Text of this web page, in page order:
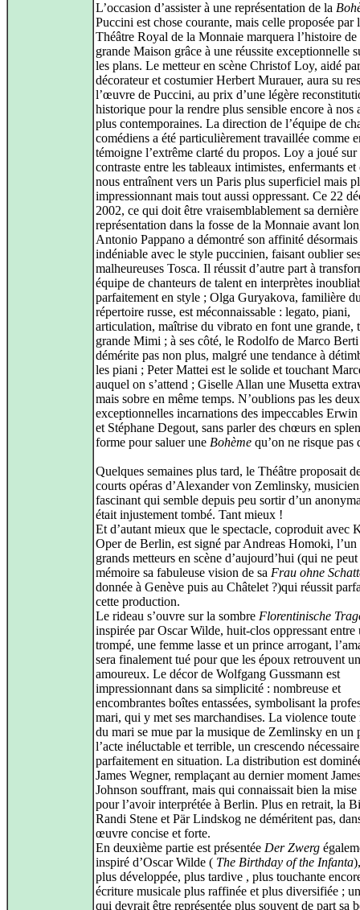
L’occasion d’assister à une représentation de la
Puccini est chose courante, mais celle proposée par
Théâtre Royal de la Monnaie marquera l’histoire de
grande Maison grâce à une réussite exceptionnelle
les plans. Le metteur en scène Christof Loy, aidé
décorateur et costumier Herbert Murauer, aura su
l’œuvre de Puccini, au prix d’une légère
historique pour la rendre plus sensible encore à nos
plus contemporaines. La direction de l’équipe de
comédiens a été particulièrement travaillée comme
témoigne l’extrême clarté du propos. Loy a joué sur
contraste entre les tableaux intimistes, enfermants
nous entraînent vers un Paris plus superficiel mais
impressionnant mais tout aussi oppressant. Ce 22
2002, ce qui doit être vraisemblablement sa dernière
représentation dans la fosse de la Monnaie avant
Antonio Pappano a démontré son affinité désormais
indéniable avec le style puccinien, faisant oublier
malheureuses Tosca. Il réussit d’autre part à
équipe de chanteurs de talent en interprètes
parfaitement en style ; Olga Guryakova, familière
répertoire russe, est méconnaissable : legato, piani,
articulation, maîtrise du vibrato en font une grande,
grande Mimi ; à ses côté, le Rodolfo de Marco
démérite pas non plus, malgré une tendance à
les piani ; Peter Mattei est le solide et touchant
auquel on s’attend ; Giselle Allan une Musetta
mais sobre en même temps. N’oublions pas les deux
exceptionnelles incarnations des impeccables
et Stéphane Degout, sans parler des chœurs en
forme pour saluer une Bohème qu’on ne risque pas
Quelques semaines plus tard, le Théâtre proposait
courts opéras d’Alexander von Zemlinsky, musicien
fascinant qui semble depuis peu sortir d’un
était injustement tombé. Tant mieux !
Et d’autant mieux que le spectacle, coproduit avec
Oper de Berlin, est signé par Andreas Homoki, l’un
grands metteurs en scène d’aujourd’hui (qui ne
mémoire sa fabuleuse vision de sa Frau ohne
donnée à Genève puis au Châtelet ?)qui réussit
cette production.
Le rideau s’ouvre sur la sombre Florentinische
inspirée par Oscar Wilde, huit-clos oppressant entre
trompé, une femme lasse et un prince arrogant,
sera finalement tué pour que les époux retrouvent
amoureux. Le décor de Wolfgang Gussmann est
impressionnant dans sa simplicité : nombreuse et
encombrantes boîtes entassées, symbolisant la
mari, qui y met ses marchandises. La violence toute
du mari se mue par la musique de Zemlinsky en un
l’acte inéluctable et terrible, un crescendo nécessaire
parfaitement en situation. La distribution est
James Wegner, remplaçant au dernier moment
Johnson souffrant, mais qui connaissait bien la mise
pour l’avoir interprétée à Berlin. Plus en retrait, la
Randi Stene et Pär Lindskog ne déméritent pas,
œuvre concise et forte.
En deuxième partie est présentée Der Zwerg
inspiré d’Oscar Wilde ( The Birthday of the Infanta
plus développée, plus tardive , plus touchante
écriture musicale plus raffinée et plus diversifiée ;
qui devrait être représentée plus souvent de part sa